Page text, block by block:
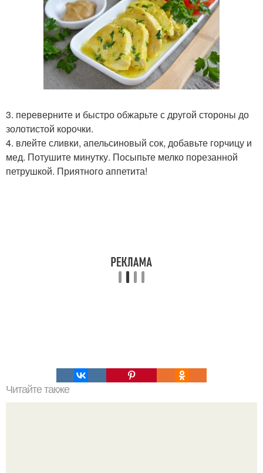
3. переверните и быстро обжарьте с другой стороны до
золотистой корочки.
4. влейте сливки, апельсиновый сок, добавьте горчицу и
мед. Потушите минутку. Посыпьте мелко порезанной
петрушкой. Приятного аппетита!
Читайте также